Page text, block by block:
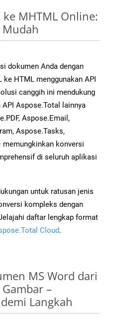
MHTML Online:
dokumen Anda dengan
HTML menggunakan API
canggih ini mendukung
Aspose.Total lainnya
Aspose.Email,
Aspose.Tasks,
konversi
di seluruh aplikasi
untuk ratusan jenis
kompleks dengan
daftar lengkap format
Cloud.
MS Word dari
–
Langkah